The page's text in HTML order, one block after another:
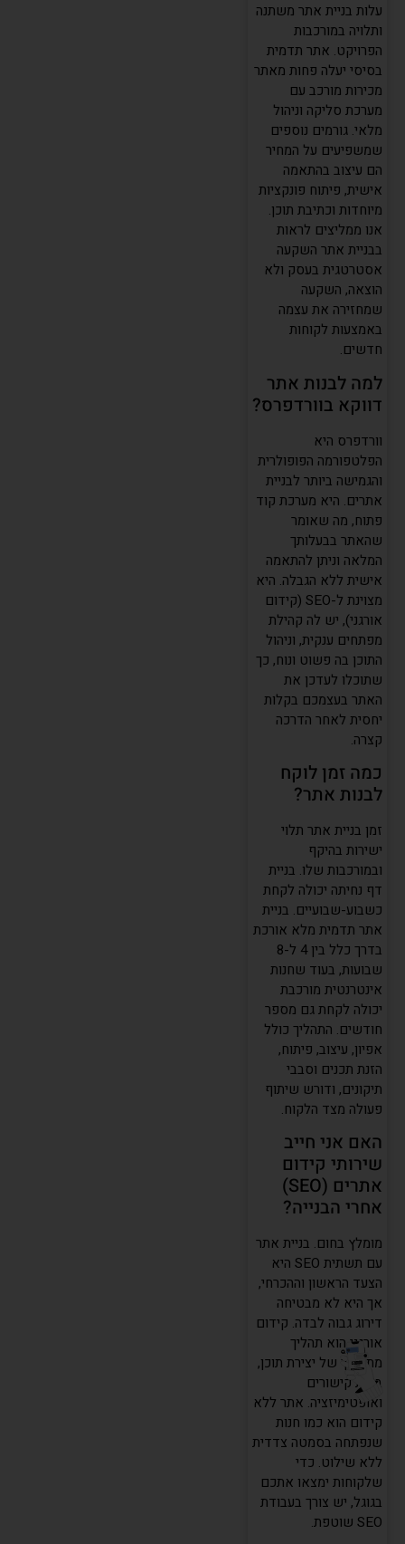
עלות בניית אתר משתנה
ותלויה במורכבות
הפרויקט. אתר תדמית
בסיסי יעלה פחות מאתר
מכירות מורכב עם
מערכת סליקה וניהול
מלאי. גורמים נוספים
שמשפיעים על המחיר
הם עיצוב בהתאמה
אישית, פיתוח פונקציות
מיוחדות וכתיבת תוכן.
אנו ממליצים לראות
בבניית אתר השקעה
אסטרטגית בעסק ולא
הוצאה, השקעה
שמחזירה את עצמה
באמצעות לקוחות
חדשים.
למה לבנות אתר
דווקא בוורדפרס?
וורדפרס היא
הפלטפורמה הפופולרית
והגמישה ביותר לבניית
אתרים. היא מערכת קוד
פתוח, מה שאומר
שהאתר בבעלותך
המלאה וניתן להתאמה
אישית ללא הגבלה. היא
מצוינת ל-SEO (קידום
אורגני), יש לה קהילת
מפתחים ענקית, וניהול
התוכן בה פשוט ונוח, כך
שתוכלו לעדכן את
האתר בעצמכם בקלות
יחסית לאחר הדרכה
קצרה.
כמה זמן לוקח
לבנות אתר?
זמן בניית אתר תלוי
ישירות בהיקף
ובמורכבות שלו. בניית
דף נחיתה יכולה לקחת
כשבוע-שבועיים. בניית
אתר תדמית מלא אורכת
בדרך כלל בין 4 ל-8
שבועות, בעוד שחנות
אינטרנטית מורכבת
יכולה לקחת גם מספר
חודשים. התהליך כולל
אפיון, עיצוב, פיתוח,
הזנת תכנים וסבבי
תיקונים, ודורש שיתוף
פעולה מצד הלקוח.
האם אני חייב
שירותי קידום
אתרים (SEO)
אחרי הבנייה?
מומלץ בחום. בניית אתר
עם תשתית SEO היא
הצעד הראשון וההכרחי,
אך היא לא מבטיחה
דירוג גבוה לבדה. קידום
אורגני הוא תהליך
מתמשך של יצירת תוכן,
בניית קישורים
ואופטימיזציה. אתר ללא
קידום הוא כמו חנות
שנפתחה בסמטה צדדית
ללא שילוט. כדי
שלקוחות ימצאו אתכם
בגוגל, יש צורך בעבודת
SEO שוטפת.